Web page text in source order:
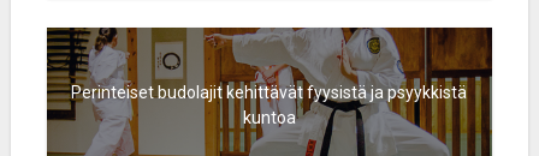
Perinteiset budolajit kehittävät fyysistä ja psyykkistä
kuntoa